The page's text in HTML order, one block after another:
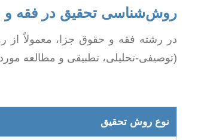
روش‌شناسی تحقیق در فقه و
در رشته فقه و حقوق جزا، معمولاً از
(توصیفی-تحلیلی، تطبیقی و مطالعه
نوع روش تحقیق